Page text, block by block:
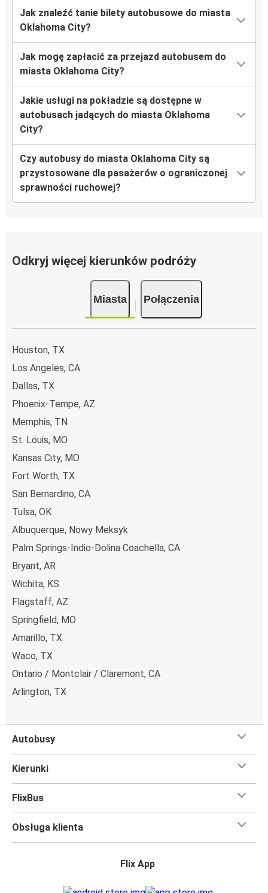
Jak znaleźć tanie bilety autobusowe do miasta
Oklahoma City?
Jak mogę zapłacić za przejazd autobusem do
miasta Oklahoma City?
Jakie usługi na pokładzie są dostępne w
autobusach jadących do miasta Oklahoma
City?
Czy autobusy do miasta Oklahoma City są
przystosowane dla pasażerów o ograniczonej
sprawności ruchowej?
Odkryj więcej kierunków podróży
Miasta Połączenia
Houston, TX
Los Angeles, CA
Dallas, TX
Phoenix-Tempe, AZ
Memphis, TN
St. Louis, MO
Kansas City, MO
Fort Worth, TX
San Bernardino, CA
Tulsa, OK
Albuquerque, Nowy Meksyk
Palm Springs-Indio-Dolina Coachella, CA
Bryant, AR
Wichita, KS
Flagstaff, AZ
Springfield, MO
Amarillo, TX
Waco, TX
Ontario / Montclair / Claremont, CA
Arlington, TX
Autobusy
Kierunki
FlixBus
Obsługa klienta
Flix App